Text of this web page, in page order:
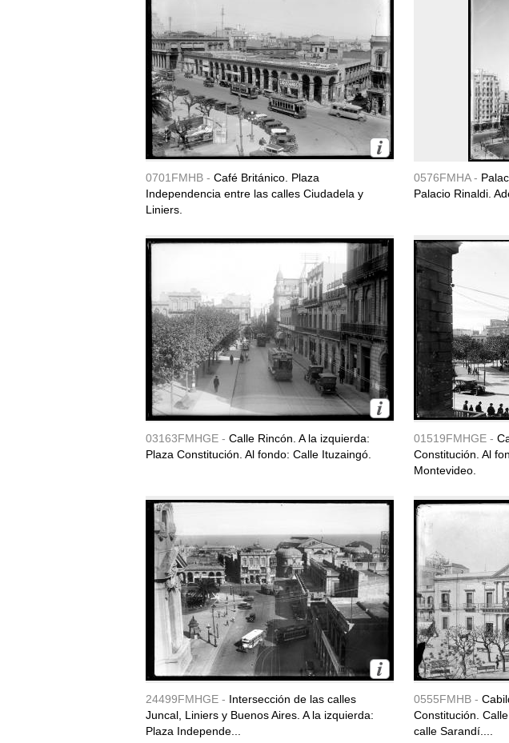
0701FMHB - Café Británico. Plaza
Independencia entre las calles Ciudadela y
Liniers.
0576FMHA -
Palacio Rinaldi.
03163FMHGE - Calle Rincón. A la izquierda:
Plaza Constitución. Al fondo: Calle Ituzaingó.
01519FMHGE -
Constitución. Al
Montevideo.
24499FMHGE - Intersección de las calles
Juncal, Liniers y Buenos Aires. A la izquierda:
Plaza Independe...
0555FMHB -
Constitución.
calle Sarandí....